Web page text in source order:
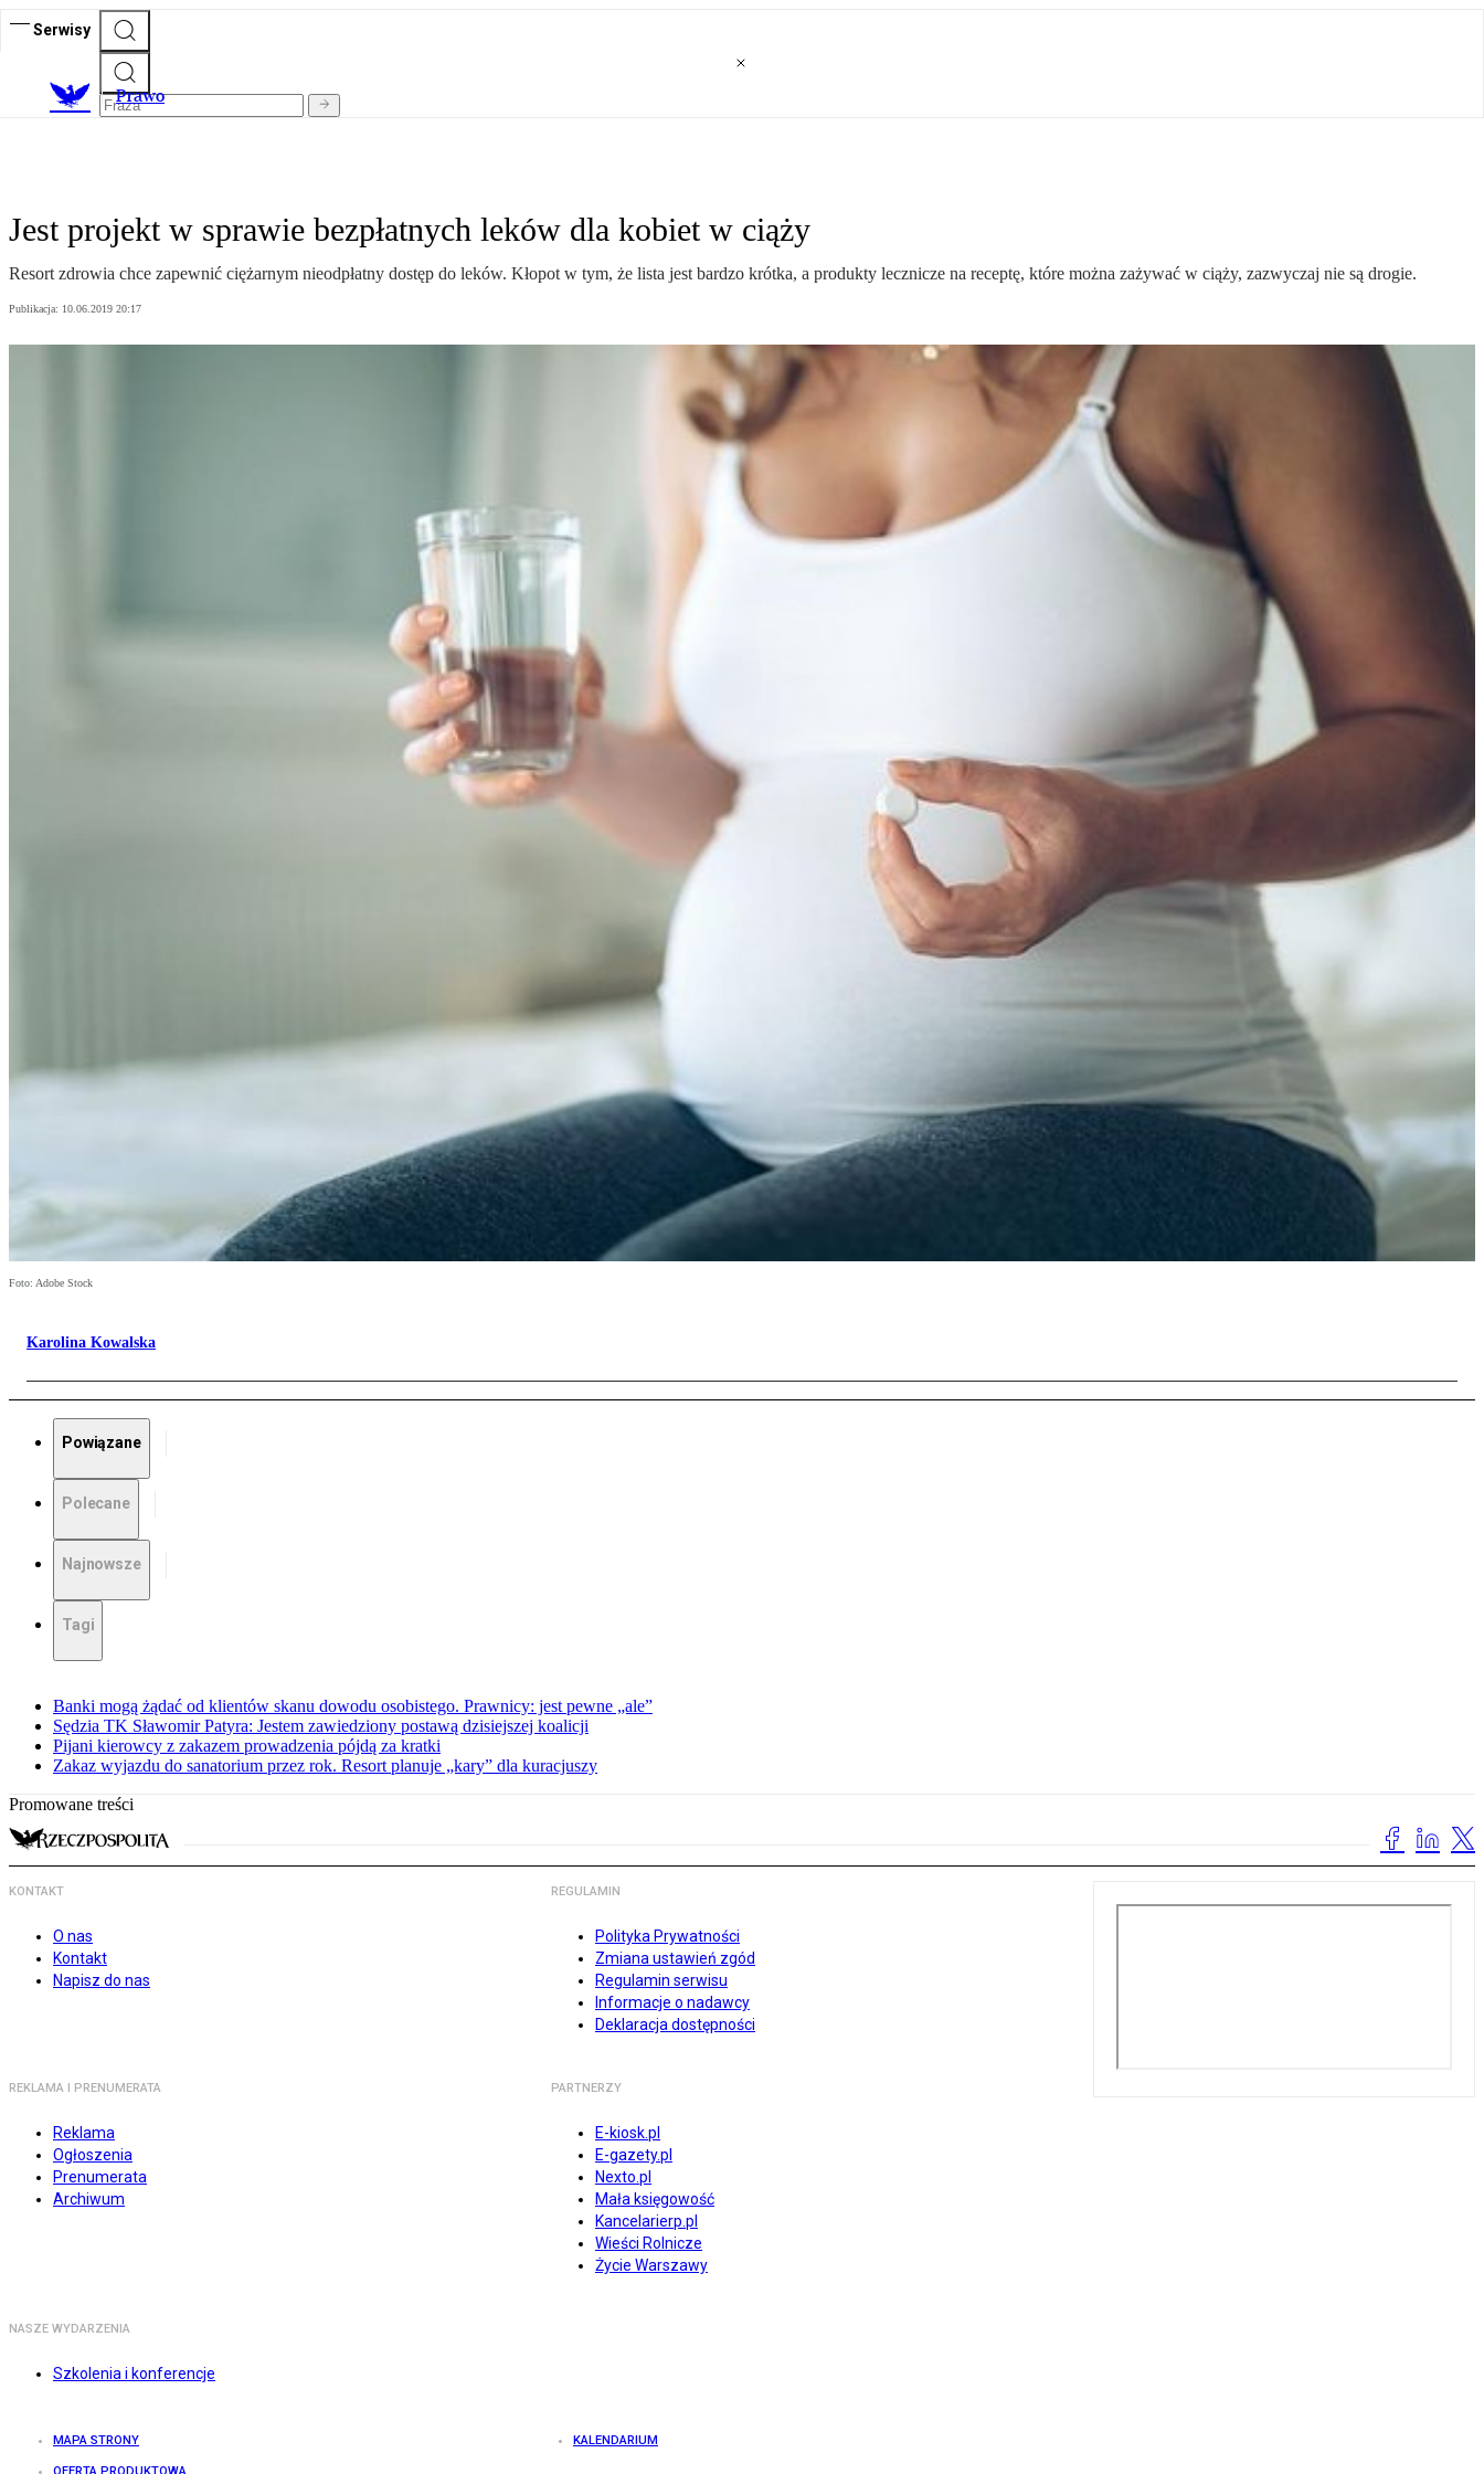
Serwisy
Prawo
Jest projekt w sprawie bezpłatnych leków dla kobiet w ciąży
Resort zdrowia chce zapewnić ciężarnym nieodpłatny dostęp do leków. Kłopot w tym, że lista jest bardzo krótka, a produkty lecznicze na receptę, które można zażywać w ciąży, zazwyczaj nie są drogie.
Publikacja: 10.06.2019 20:17
Foto: Adobe Stock
Karolina Kowalska
Powiązane
Polecane
Najnowsze
Tagi
Banki mogą żądać od klientów skanu dowodu osobistego. Prawnicy: jest pewne „ale”
Sędzia TK Sławomir Patyra: Jestem zawiedziony postawą dzisiejszej koalicji
Pijani kierowcy z zakazem prowadzenia pójdą za kratki
Zakaz wyjazdu do sanatorium przez rok. Resort planuje „kary” dla kuracjuszy
Promowane treści
KONTAKT
O nas
Kontakt
Napisz do nas
REGULAMIN
Polityka Prywatności
Zmiana ustawień zgód
Regulamin serwisu
Informacje o nadawcy
Deklaracja dostępności
REKLAMA I PRENUMERATA
Reklama
Ogłoszenia
Prenumerata
Archiwum
PARTNERZY
E-kiosk.pl
E-gazety.pl
Nexto.pl
Mała księgowość
Kancelarierp.pl
Wieści Rolnicze
Życie Warszawy
NASZE WYDARZENIA
Szkolenia i konferencje
MAPA STRONY KALENDARIUM